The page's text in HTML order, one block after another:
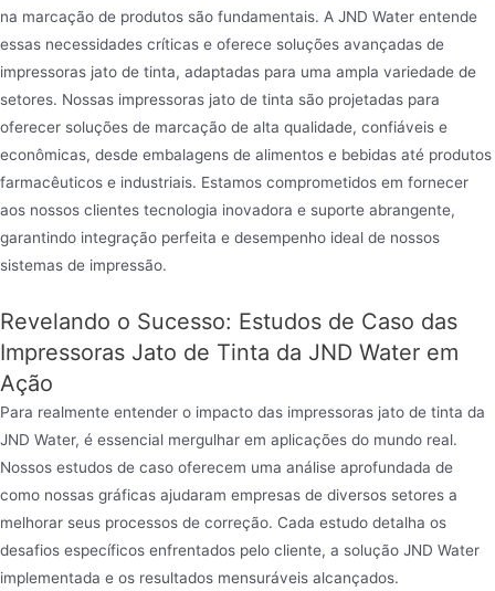
na marcação de produtos são fundamentais. A JND Water entende
essas necessidades críticas e oferece soluções avançadas de
impressoras jato de tinta, adaptadas para uma ampla variedade de
setores. Nossas impressoras jato de tinta são projetadas para
oferecer soluções de marcação de alta qualidade, confiáveis e
econômicas, desde embalagens de alimentos e bebidas até produtos
farmacêuticos e industriais. Estamos comprometidos em fornecer
aos nossos clientes tecnologia inovadora e suporte abrangente,
garantindo integração perfeita e desempenho ideal de nossos
sistemas de impressão.
Revelando o Sucesso: Estudos de Caso das
Impressoras Jato de Tinta da JND Water em
Ação
Para realmente entender o impacto das impressoras jato de tinta da
JND Water, é essencial mergulhar em aplicações do mundo real.
Nossos estudos de caso oferecem uma análise aprofundada de
como nossas gráficas ajudaram empresas de diversos setores a
melhorar seus processos de correção. Cada estudo detalha os
desafios específicos enfrentados pelo cliente, a solução JND Water
implementada e os resultados mensuráveis alcançados.